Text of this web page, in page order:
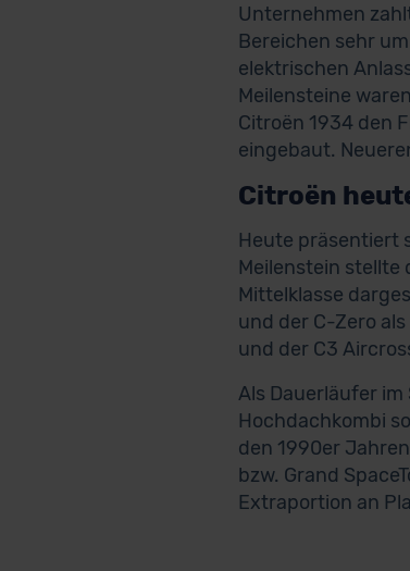
Unternehmen
Bereichen sehr
elektrischen
Meilensteine
Citroën 1934 den
eingebaut.
Citroën
Heute präsentiert
Meilenstein stellte
Mittelklasse
und der C-Zero
und der C3
Als Dauerläufer
Hochdachkombi
den 1990er
bzw. Grand
Extraportion an